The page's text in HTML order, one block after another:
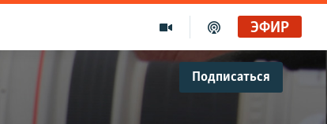
ЭФИР
Подписаться